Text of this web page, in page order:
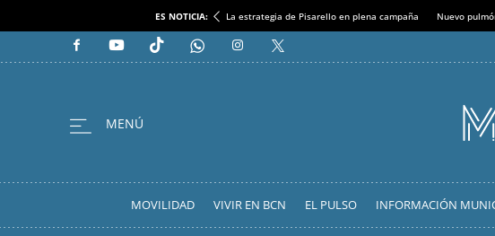
ES NOTICIA: La estrategia de Pisarello en plena campaña Nuevo
MOVILIDAD VIVIR EN BCN EL PULSO INFORMACIÓN